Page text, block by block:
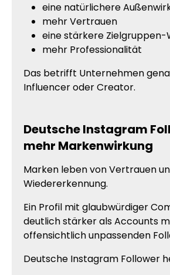
eine natürlichere
mehr Vertrauen
eine stärkere Zielgruppen-
mehr Professionalität
Das betrifft Unternehmen
Influencer oder Creator.
Deutsche Instagram
mehr Markenwirkung
Marken leben von Vertrauen
Wiedererkennung.
Ein Profil mit glaubwürdiger
deutlich stärker als Accounts
offensichtlich unpassenden
Deutsche Instagram Follower